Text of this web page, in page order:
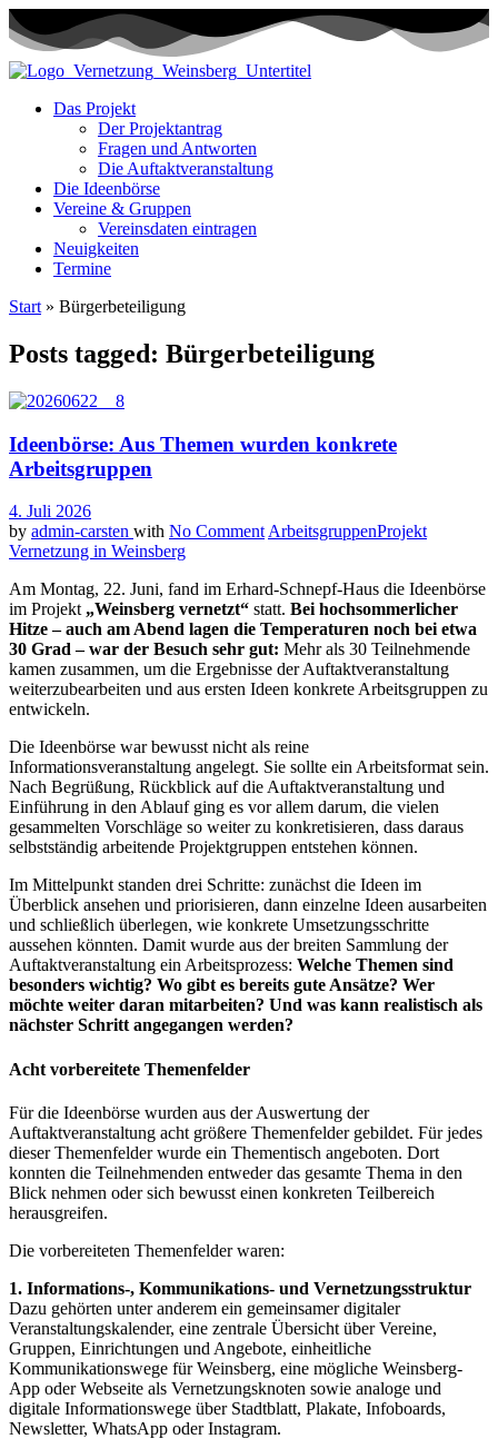
Das Projekt
Der Projektantrag
Fragen und Antworten
Die Auftaktveranstaltung
Die Ideenbörse
Vereine & Gruppen
Vereinsdaten eintragen
Neuigkeiten
Termine
Start » Bürgerbeteiligung
Posts tagged: Bürgerbeteiligung
Ideenbörse: Aus Themen wurden konkrete
Arbeitsgruppen
4. Juli 2026
by admin-carsten with No CommentArbeitsgruppenProjekt
Vernetzung in Weinsberg
Am Montag, 22. Juni, fand im Erhard-Schnepf-Haus die Ideenbörse
im Projekt „Weinsberg vernetzt“ statt. Bei hochsommerlicher
Hitze – auch am Abend lagen die Temperaturen noch bei etwa
30 Grad – war der Besuch sehr gut: Mehr als 30 Teilnehmende
kamen zusammen, um die Ergebnisse der Auftaktveranstaltung
weiterzubearbeiten und aus ersten Ideen konkrete Arbeitsgruppen zu
entwickeln.
Die Ideenbörse war bewusst nicht als reine
Informationsveranstaltung angelegt. Sie sollte ein Arbeitsformat sein.
Nach Begrüßung, Rückblick auf die Auftaktveranstaltung und
Einführung in den Ablauf ging es vor allem darum, die vielen
gesammelten Vorschläge so weiter zu konkretisieren, dass daraus
selbstständig arbeitende Projektgruppen entstehen können.
Im Mittelpunkt standen drei Schritte: zunächst die Ideen im
Überblick ansehen und priorisieren, dann einzelne Ideen ausarbeiten
und schließlich überlegen, wie konkrete Umsetzungsschritte
aussehen könnten. Damit wurde aus der breiten Sammlung der
Auftaktveranstaltung ein Arbeitsprozess: Welche Themen sind
besonders wichtig? Wo gibt es bereits gute Ansätze? Wer
möchte weiter daran mitarbeiten? Und was kann realistisch als
nächster Schritt angegangen werden?
Acht vorbereitete Themenfelder
Für die Ideenbörse wurden aus der Auswertung der
Auftaktveranstaltung acht größere Themenfelder gebildet. Für jedes
dieser Themenfelder wurde ein Thementisch angeboten. Dort
konnten die Teilnehmenden entweder das gesamte Thema in den
Blick nehmen oder sich bewusst einen konkreten Teilbereich
herausgreifen.
Die vorbereiteten Themenfelder waren:
1. Informations-, Kommunikations- und Vernetzungsstruktur
Dazu gehörten unter anderem ein gemeinsamer digitaler
Veranstaltungskalender, eine zentrale Übersicht über Vereine,
Gruppen, Einrichtungen und Angebote, einheitliche
Kommunikationswege für Weinsberg, eine mögliche Weinsberg-
App oder Webseite als Vernetzungsknoten sowie analoge und
digitale Informationswege über Stadtblatt, Plakate, Infoboards,
Newsletter, WhatsApp oder Instagram.